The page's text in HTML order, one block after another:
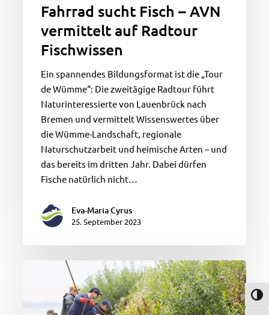
Fahrrad sucht Fisch – AVN
vermittelt auf Radtour
Fischwissen
Ein spannendes Bildungsformat ist die „Tour
de Wümme“: Die zweitägige Radtour führt
Naturinteressierte von Lauenbrück nach
Bremen und vermittelt Wissenswertes über
die Wümme-Landschaft, regionale
Naturschutzarbeit und heimische Arten – und
das bereits im dritten Jahr. Dabei dürfen
Fische natürlich nicht…
Eva-Maria Cyrus
25. September 2023